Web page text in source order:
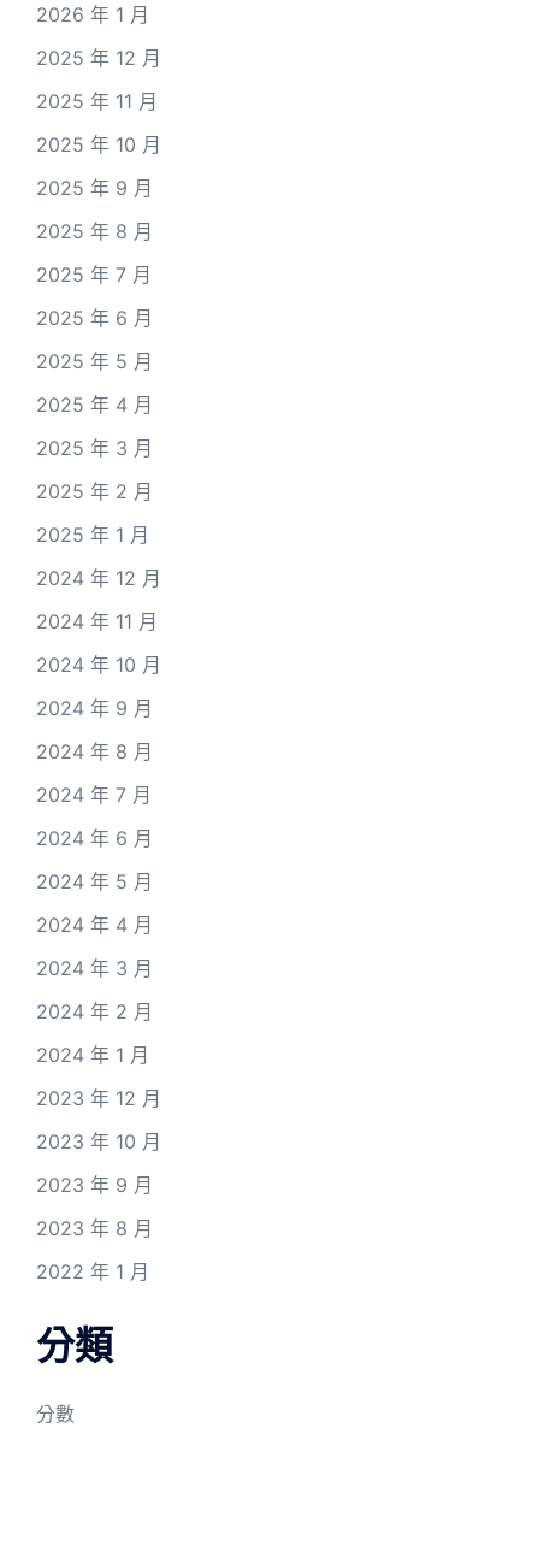
2026 年 1 月
2025 年 12 月
2025 年 11 月
2025 年 10 月
2025 年 9 月
2025 年 8 月
2025 年 7 月
2025 年 6 月
2025 年 5 月
2025 年 4 月
2025 年 3 月
2025 年 2 月
2025 年 1 月
2024 年 12 月
2024 年 11 月
2024 年 10 月
2024 年 9 月
2024 年 8 月
2024 年 7 月
2024 年 6 月
2024 年 5 月
2024 年 4 月
2024 年 3 月
2024 年 2 月
2024 年 1 月
2023 年 12 月
2023 年 10 月
2023 年 9 月
2023 年 8 月
2022 年 1 月
分類
分數